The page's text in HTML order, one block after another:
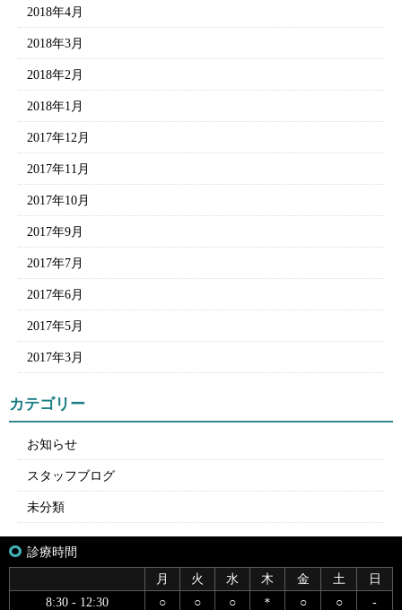
2018年4月
2018年3月
2018年2月
2018年1月
2017年12月
2017年11月
2017年10月
2017年9月
2017年7月
2017年6月
2017年5月
2017年3月
カテゴリー
お知らせ
スタッフブログ
未分類
診療時間
月
火 水 木 金 土
日
8:30 - 12:30
○ ○ ○ ＊ ○ ○
-